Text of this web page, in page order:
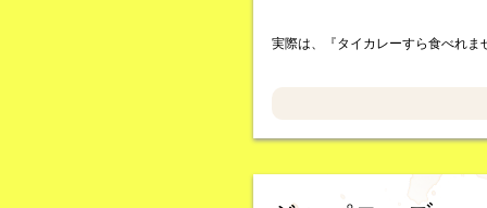
実際は、『タイカレーすら食べれ